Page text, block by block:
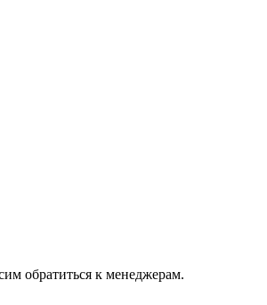
обратиться к менеджерам.